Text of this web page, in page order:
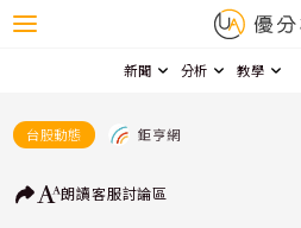
新聞 分析 教學
台股動態 鉅亨網
朗讀客服討論區